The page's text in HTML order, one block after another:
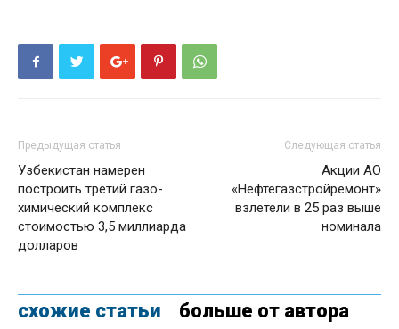
Предыдущая статья
Узбекистан намерен
построить третий газо-
химический комплекс
стоимостью 3,5 миллиарда
долларов
Следующая статья
Акции АО
«Нефтегазстройремонт»
взлетели в 25 раз выше
номинала
схожие статьи больше от автора